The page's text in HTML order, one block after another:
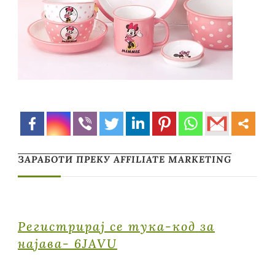
ЗАРАБОТИ ПРЕКУ AFFILIATE MARKETING
Регистрирај се тука-код за
најава- 6JAVU